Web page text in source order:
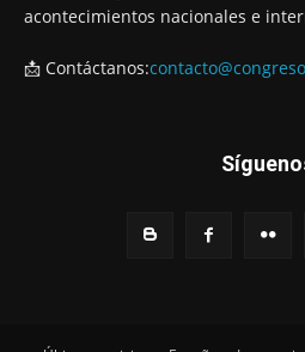
acontecimientos nacionales e
📩 Contáctanos: